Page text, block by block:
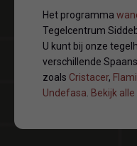
Het programma
Tegelcentrum
U kunt bij onze
verschillende
zoals Cristacer,
Undefasa. Bekijk